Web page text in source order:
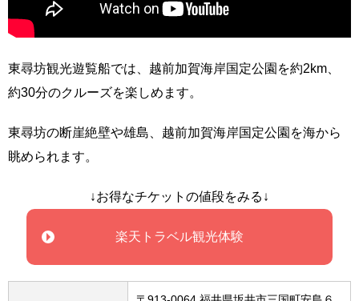
東尋坊観光遊覧船では、越前加賀海岸国定公園を約2km、
約30分のクルーズを楽しめます。
東尋坊の断崖絶壁や雄島、越前加賀海岸国定公園を海から
眺められます。
↓お得なチケットの値段をみる↓
楽天トラベル観光体験